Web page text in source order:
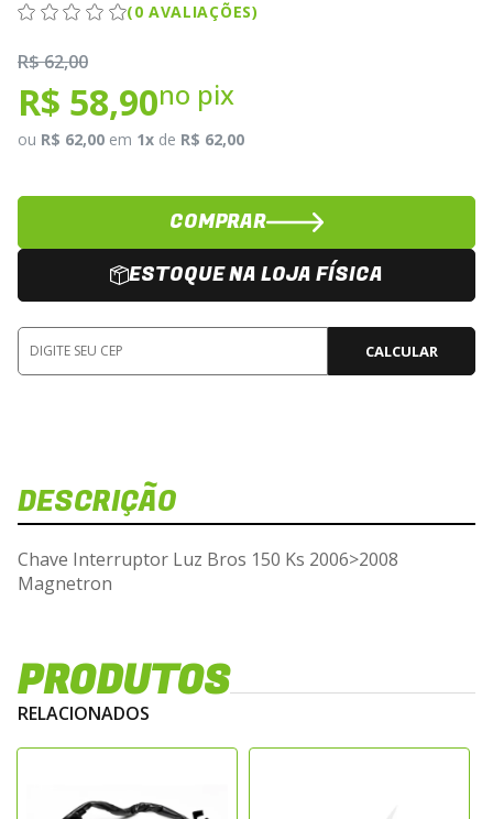
(0 AVALIAÇÕES)
R$ 62,00
R$ 58,90no pix
ou R$ 62,00 em 1x de R$ 62,00
COMPRAR
ESTOQUE NA LOJA FÍSICA
CALCULAR
DESCRIÇÃO
Chave Interruptor Luz Bros 150 Ks 2006>2008
Magnetron
PRODUTOS
RELACIONADOS